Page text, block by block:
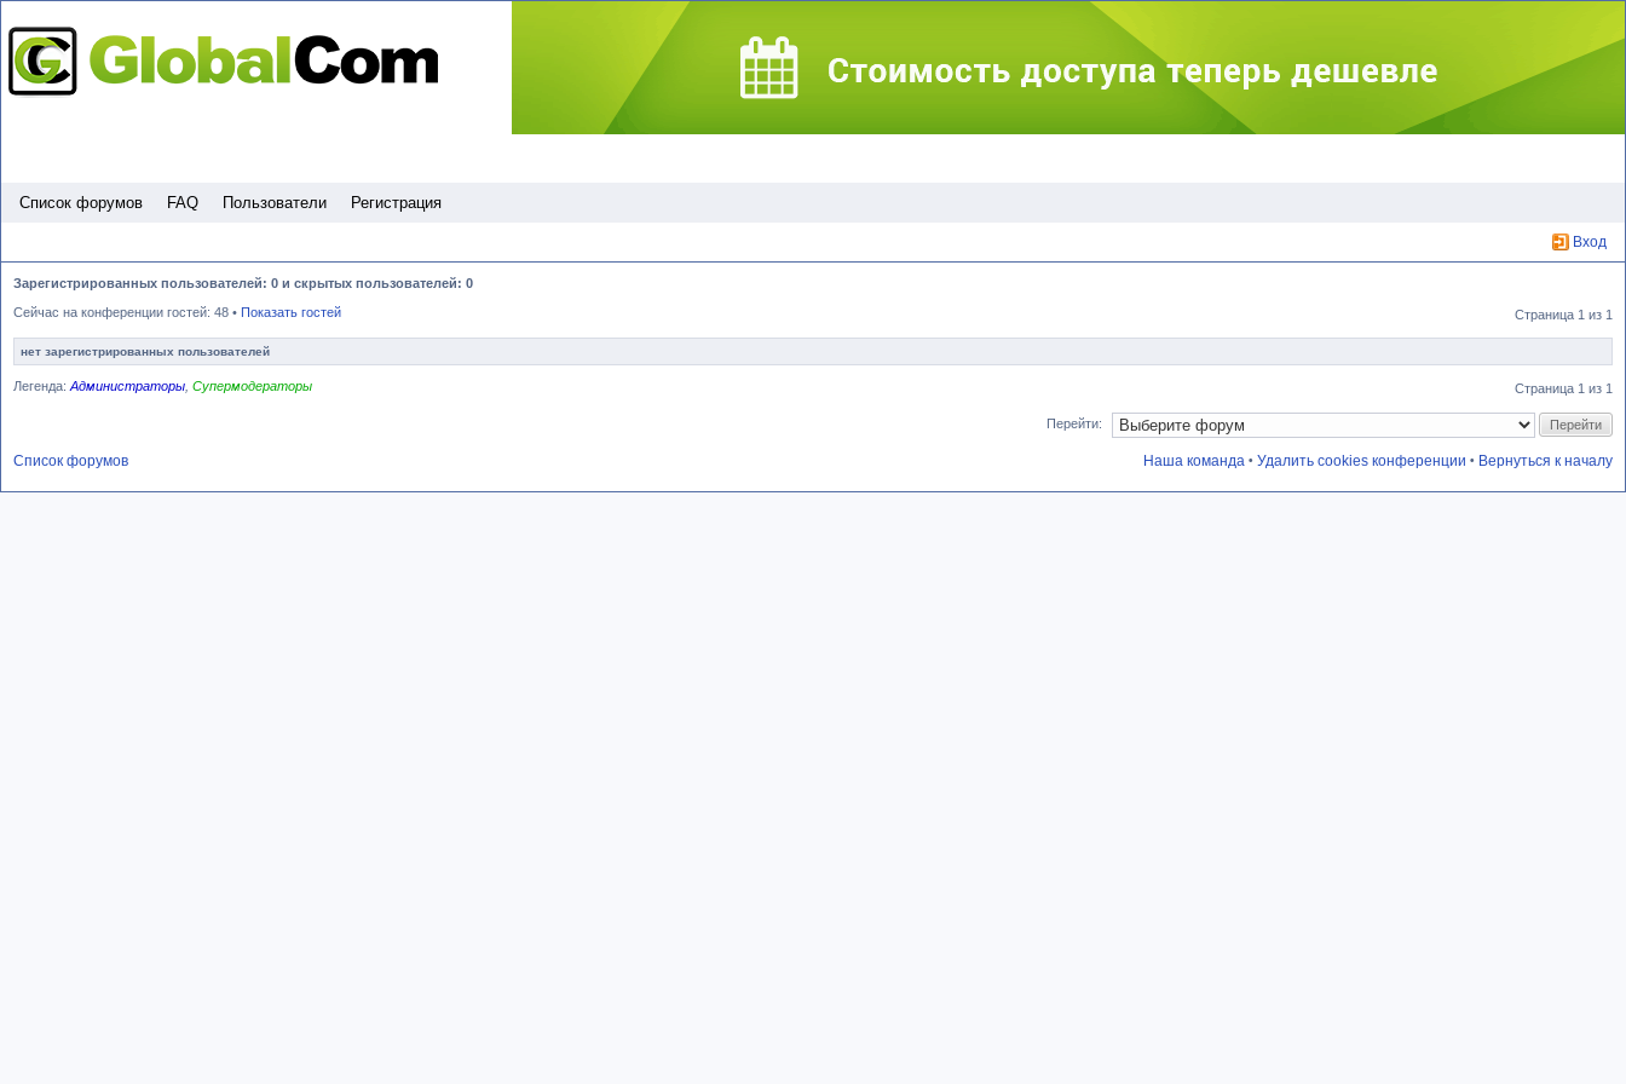
Список форумов FAQ Пользователи Регистрация
Вход
Зарегистрированных пользователей: 0 и скрытых пользователей: 0
Сейчас на конференции гостей: 48 • Показать гостей Страница 1 из 1
нет зарегистрированных пользователей
Легенда: Администраторы Супермодераторы Страница 1 из 1
Перейти:
Список форумов • Вернуться к началу
• Удалить cookies конференции
Наша команда